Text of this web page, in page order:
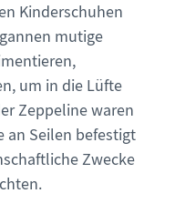
Kinderschuhen
mutige
um in die Lüfte
Zeppeline waren
an Seilen befestigt
Zwecke